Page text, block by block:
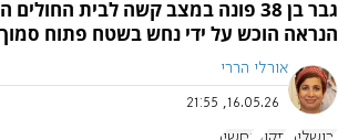
גבר בן 38 פונה במצב קשה לבית
הנראה הוכש על ידי נחש בשטח פתוח
אורלי הררי
16.05.26, 21:55